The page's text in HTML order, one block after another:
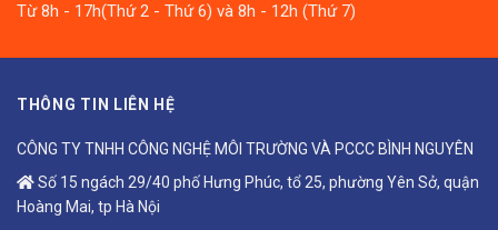
Từ 8h - 17h(Thứ 2 - Thứ 6) và 8h - 12h (Thứ 7)
THÔNG TIN LIÊN HỆ
CÔNG TY TNHH CÔNG NGHỆ MÔI TRƯỜNG VÀ PCCC BÌNH NGUYÊN
Số 15 ngách 29/40 phố Hưng Phúc, tổ 25, phường Yên Sở, quận
Hoàng Mai, tp Hà Nội